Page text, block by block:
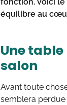
équilibre au
Une
salon
Avant toute
semblera